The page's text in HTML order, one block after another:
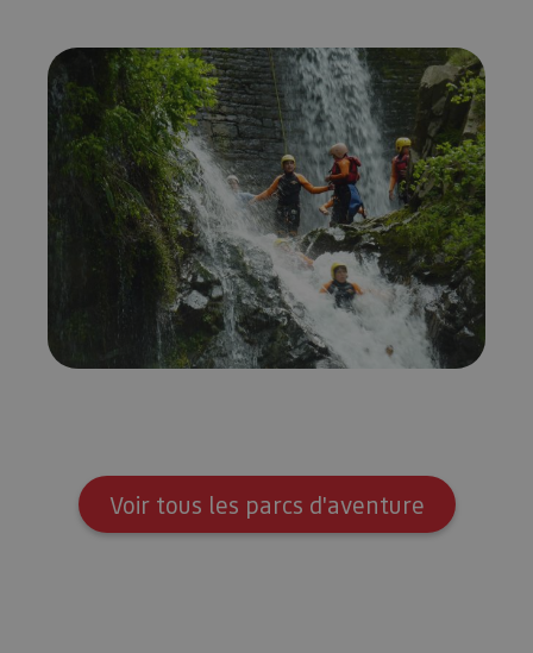
Voir tous les parcs d'aventure